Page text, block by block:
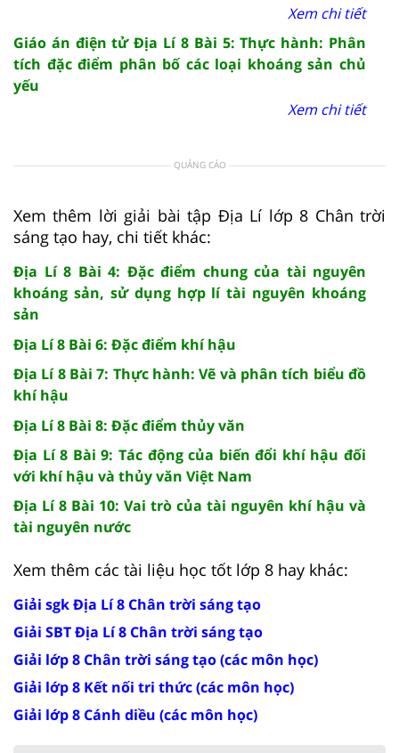
Xem chi tiết
Giáo án điện tử Địa Lí 8 Bài 5: Thực hành: Phân
tích đặc điểm phân bố các loại khoáng sản chủ
yếu
Xem chi tiết
QUẢNG CÁO
Xem thêm lời giải bài tập Địa Lí lớp 8 Chân trời
sáng tạo hay, chi tiết khác:
Địa Lí 8 Bài 4: Đặc điểm chung của tài nguyên
khoáng sản, sử dụng hợp lí tài nguyên khoáng
sản
Địa Lí 8 Bài 6: Đặc điểm khí hậu
Địa Lí 8 Bài 7: Thực hành: Vẽ và phân tích biểu đồ
khí hậu
Địa Lí 8 Bài 8: Đặc điểm thủy văn
Địa Lí 8 Bài 9: Tác động của biến đổi khí hậu đối
với khí hậu và thủy văn Việt Nam
Địa Lí 8 Bài 10: Vai trò của tài nguyên khí hậu và
tài nguyên nước
Xem thêm các tài liệu học tốt lớp 8 hay khác:
Giải sgk Địa Lí 8 Chân trời sáng tạo
Giải SBT Địa Lí 8 Chân trời sáng tạo
Giải lớp 8 Chân trời sáng tạo (các môn học)
Giải lớp 8 Kết nối tri thức (các môn học)
Giải lớp 8 Cánh diều (các môn học)